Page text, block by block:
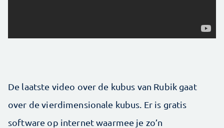
De laatste video over de kubus van Rubik gaat
over de vier­dimensionale kubus. Er is gratis
software op internet waarmee je zo’n